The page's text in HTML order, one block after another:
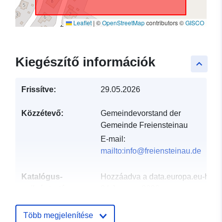
Leaflet | ©OpenStreetMapcontributors ©GISCO
keyboard_arrow_up
Kiegészítő információk
Frissítve: 29.05.2026
Közzétevő:
Gemeindevorstand der
Gemeinde Freiensteinau
E-mail:
mailto:info@freiensteinau.de
Katalógus-
Hozzáadva a data.europa.eu-hoz:
2026
Több megjelenítése